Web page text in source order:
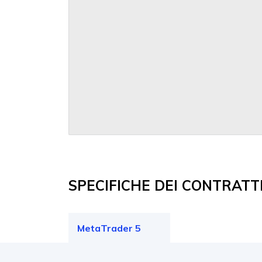
SPECIFICHE DEI
MetaTrader 5